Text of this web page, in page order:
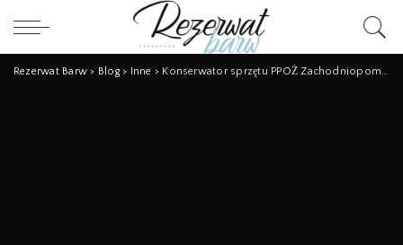
Rezerwat Barw > Blog> Inne > Konserwator sprzętu PPOŻ Zachodniopomorskie